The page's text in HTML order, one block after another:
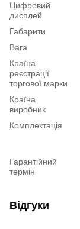
Цифровий
дисплей
Габарити
Вага
Країна
реєстрації
торгової марки
Країна
виробник
Комплектація
Гарантійний
термін
Відгуки